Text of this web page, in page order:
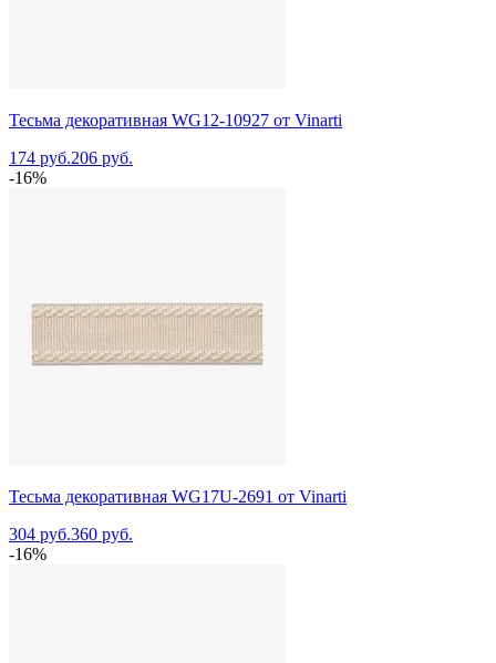
Тесьма декоративная WG12-10927 от Vinarti
174 руб.206 руб.
-16%
Тесьма декоративная WG17U-2691 от Vinarti
304 руб.360 руб.
-16%